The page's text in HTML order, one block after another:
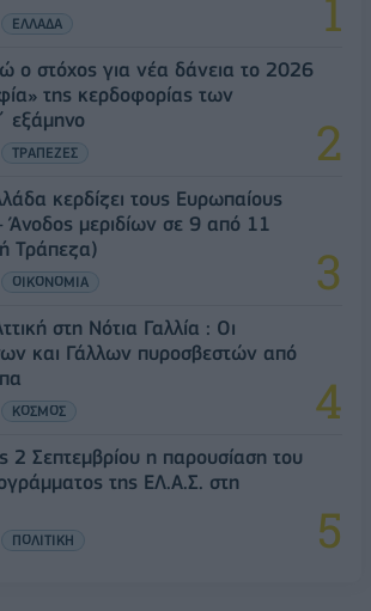
ΕΛΛΑΔΑ
ο στόχος για νέα δάνεια το 2026
της κερδοφορίας των
εξάμηνο
ΤΡΑΠΕΖΕΣ
κερδίζει τους Ευρωπαίους
Άνοδος μεριδίων σε 9 από 11
Τράπεζα)
ΟΙΚΟΝΟΜΙΑ
στη Νότια Γαλλία : Οι
και Γάλλων πυροσβεστών από
ΚΟΣΜΟΣ
2 Σεπτεμβρίου η παρουσίαση του
της ΕΛ.Α.Σ. στη
ΠΟΛΙΤΙΚΗ